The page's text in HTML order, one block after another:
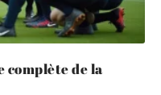
complète de la